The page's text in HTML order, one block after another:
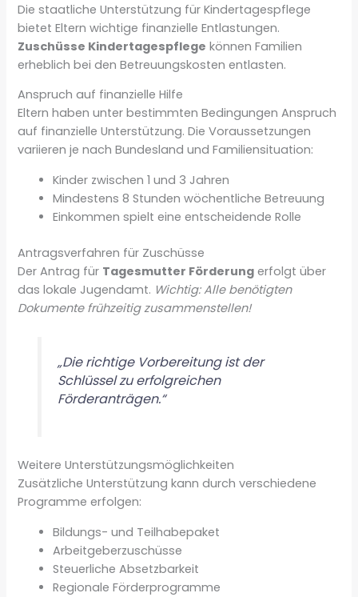
Die staatliche Unterstützung für Kindertagespflege
bietet Eltern wichtige finanzielle Entlastungen.
Zuschüsse Kindertagespflege können Familien
erheblich bei den Betreuungskosten entlasten.
Anspruch auf finanzielle Hilfe
Eltern haben unter bestimmten Bedingungen Anspruch
auf finanzielle Unterstützung. Die Voraussetzungen
variieren je nach Bundesland und Familiensituation:
Kinder zwischen 1 und 3 Jahren
Mindestens 8 Stunden wöchentliche Betreuung
Einkommen spielt eine entscheidende Rolle
Antragsverfahren für Zuschüsse
Der Antrag für Tagesmutter Förderung erfolgt über
das lokale Jugendamt. Wichtig: Alle benötigten
Dokumente frühzeitig zusammenstellen!
„Die richtige Vorbereitung ist der
Schlüssel zu erfolgreichen
Förderanträgen.“
Weitere Unterstützungsmöglichkeiten
Zusätzliche Unterstützung kann durch verschiedene
Programme erfolgen:
Bildungs- und Teilhabepaket
Arbeitgeberzuschüsse
Steuerliche Absetzbarkeit
Regionale Förderprogramme